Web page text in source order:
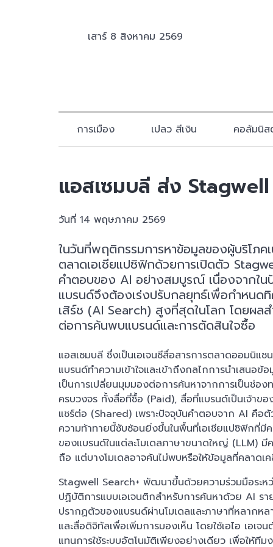
เสาร์ 8 สิงหาคม 2569
การเมือง เปลว สีเงิน คอลัมนิ
แอสเซมบลี ส่ง
วันที่ 14 พฤษภาคม 2569
ในวันที่พฤติกรรมการหาข้อมูลของผู้บริโภค
ตลาดเอเชียแปซิฟิกด้วยการเปิดตัว
คำตอบของ AI อย่างสมบูรณ์ เนื่องจากใน
แบรนด์จึงต้องเร่งปรับกลยุทธ์เพื่อกำหนดทิ
เสิร์ช (AI Search) สูงที่สุดในโลก โดยผล
ต่อการค้นพบแบรนด์และการตัดสินใจซื้อ
แอสเซมบลี ซึ่งเป็นเอเจนซีสื่อสารการตลาดออมนิแ
แบรนด์ทำความเข้าใจและเข้าถึงกลไกการนำเสน
เป็นการเปลี่ยนมุมมองต่อการค้นหาจากการเป็นช่อ
ครบวงจร ทั้งสื่อที่ซื้อ (Paid), สื่อที่แบรนด์เป็นเจ้า
แชร์ต่อ (Shared) เพราะปัจจุบันคำตอบจาก AI คื
ความท้าทายนี้ซับซ้อนยิ่งขึ้นในพื้นที่เอเชียแปซิฟิกที่
ของแบรนด์ในแต่ละโมเดลภาษาขนาดใหญ่ (LLM) มี
ถือ แต่บางโมเดลอาจค้นไม่พบหรือให้ข้อมูลที่คลาด
Stagwell Search+ พัฒนาขึ้นด้วยความร่วมมือระห
ปฏิบัติการแบบเอเจนติกสำหรับการค้นหาด้วย AI
ปรากฏตัวของแบรนด์ผ่านโมเดลและภาษาที่หลากห
และสื่อดิจิทัลเพื่อเพิ่มการมองเห็น โดยใช้เอไอ เอ
แทนการใช้ระบบอัตโนมัติเพียงอย่างเดียว เพื่อให้